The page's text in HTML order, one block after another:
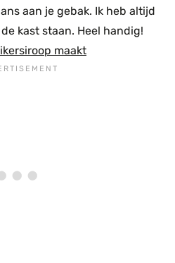
aan je gebak. Ik heb altijd
kast staan. Heel handig!
maakt